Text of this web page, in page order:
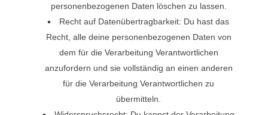
personenbezogenen Daten löschen zu lassen.
Recht auf Datenübertragbarkeit: Du hast das
Recht, alle deine personenbezogenen Daten von
dem für die Verarbeitung Verantwortlichen
anzufordern und sie vollständig an einen anderen
für die Verarbeitung Verantwortlichen zu
übermitteln.